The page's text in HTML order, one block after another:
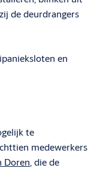
de deurdrangers
en
te
medewerkers
Doren , die de